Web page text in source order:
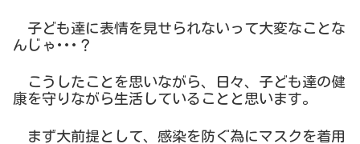
子ども達に表情を見せられないって大変なことな
んじゃ･･･？
こうしたことを思いながら、日々、子ども達の健
康を守りながら生活していることと思います。
まず大前提として、感染を防ぐ為にマスクを着用